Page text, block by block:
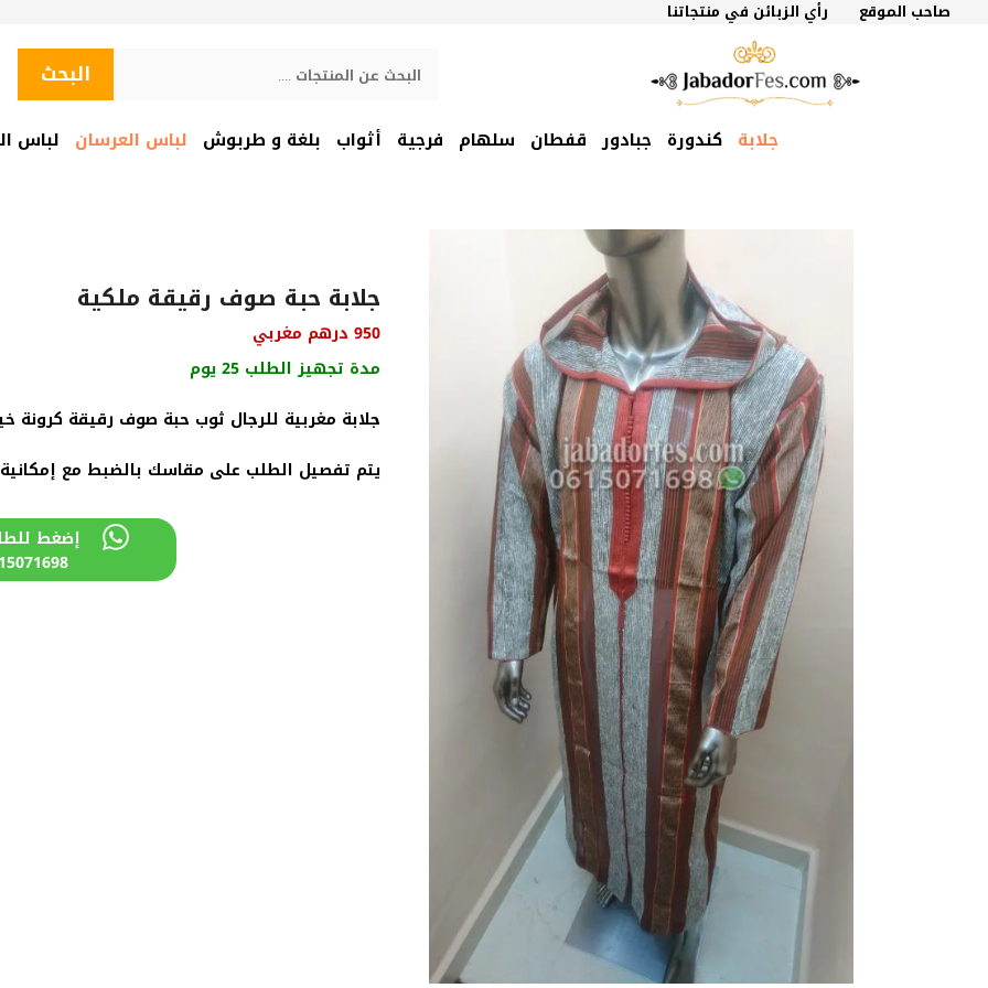
انتقلصاحب الموقع رأي الزبائن في منتجاتنا
البحث
جلابة كندورة جبادور قفطان سلهام فرجية أثواب بلغة و طربوش لباس العرسان لباس
جلابة حبة صوف رقيقة ملكية
950 درهم مغربي
مدة تجهيز الطلب 25 يوم
جلابة مغربية للرجال ثوب حبة صوف رقيقة كرونة
يتم تفصيل الطلب على مقاسك بالضبط مع
إضغط